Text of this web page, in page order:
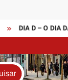
DIA D – O DIA